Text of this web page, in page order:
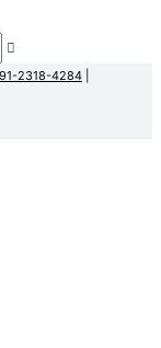
2318-4284